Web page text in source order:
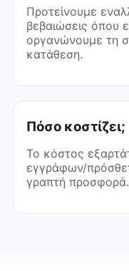
Προτείνουμε
βεβαιώσεις όπου
οργανώνουμε τη
κατάθεση.
Πόσο κοστίζει;
Το κόστος
εγγράφων/
γραπτή προσφορά.